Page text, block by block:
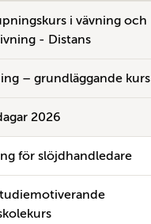
i vävning och
- Distans
– grundläggande kurs
2026
för slöjdhandledare